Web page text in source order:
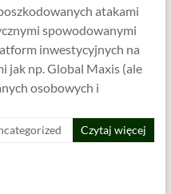
atakami
spowodowanymi
inwestycyjnych na
jak np. Global Maxis (ale
osobowych i
Czytaj więcej